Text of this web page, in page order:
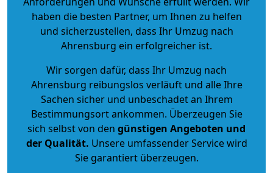
haben die besten Partner, um Ihnen zu helfen
und sicherzustellen, dass Ihr Umzug nach
Ahrensburg ein erfolgreicher ist.
Wir sorgen dafür, dass Ihr Umzug nach
Ahrensburg reibungslos verläuft und alle Ihre
Sachen sicher und unbeschadet an Ihrem
Bestimmungsort ankommen. Überzeugen Sie
sich selbst von den günstigen Angeboten und
der Qualität. Unsere umfassender Service wird
Sie garantiert überzeugen.